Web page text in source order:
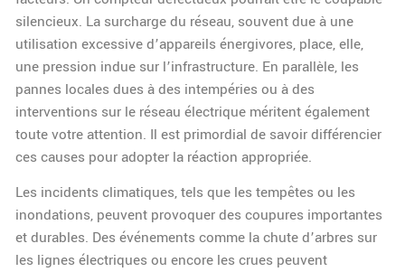
silencieux. La surcharge du réseau, souvent due à une
utilisation excessive d’appareils énergivores, place, elle,
une pression indue sur l’infrastructure. En parallèle, les
pannes locales dues à des intempéries ou à des
interventions sur le réseau électrique méritent également
toute votre attention. Il est primordial de savoir différencier
ces causes pour adopter la réaction appropriée.
Les incidents climatiques, tels que les tempêtes ou les
inondations, peuvent provoquer des coupures importantes
et durables. Des événements comme la chute d’arbres sur
les lignes électriques ou encore les crues peuvent